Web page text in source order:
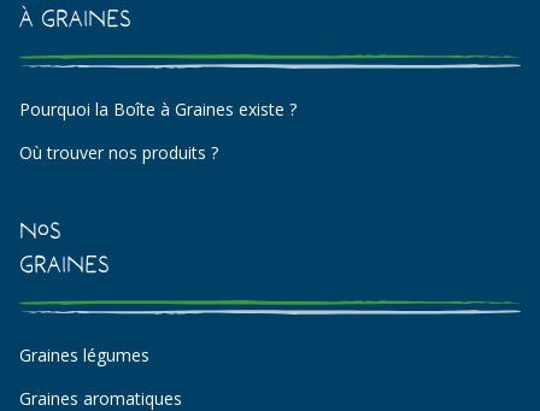
à Graines
Pourquoi la Boîte à Graines existe ?
Où trouver nos produits ?
Nos
Graines
Graines légumes
Graines aromatiques